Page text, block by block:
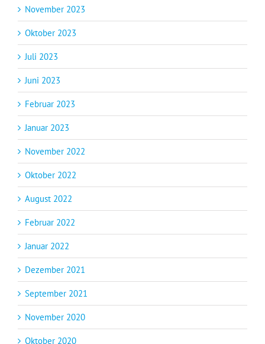
November 2023
Oktober 2023
Juli 2023
Juni 2023
Februar 2023
Januar 2023
November 2022
Oktober 2022
August 2022
Februar 2022
Januar 2022
Dezember 2021
September 2021
November 2020
Oktober 2020